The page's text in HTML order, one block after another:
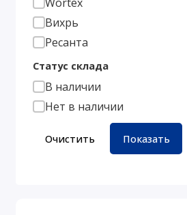
Вихрь
Ресанта
Статус склада
В наличии
Нет в наличии
Очистить Показать